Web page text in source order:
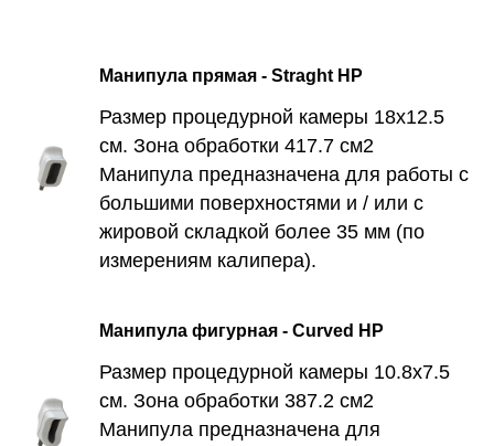
Манипула прямая - Straght HP
Размер процедурной камеры 18х12.5
см. Зона обработки 417.7 см2
Манипула предназначена для работы с
большими поверхностями и / или с
жировой складкой более 35 мм (по
измерениям калипера).
Манипула фигурная - Curved HP
Размер процедурной камеры 10.8х7.5
см. Зона обработки 387.2 см2
Манипула предназначена для